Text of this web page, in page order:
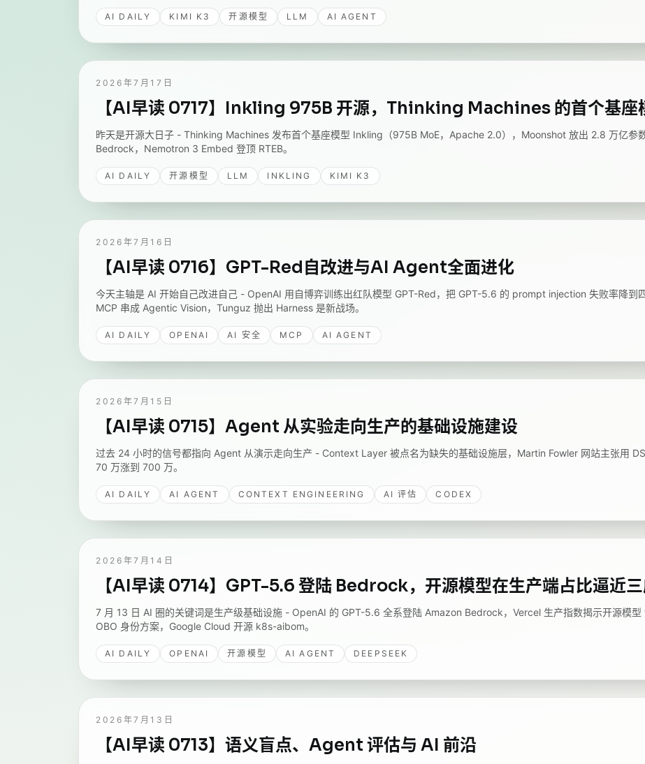
AI DAILY KIMI K3 开源模型 LLM AI AGENT
2026年7月17日
【AI早读 0717】Inkling 975B 开源，Thinking Machines 的首个基座
昨天是开源大日子 - Thinking Machines 发布首个基座模型 Inkling（975B MoE，Apache 2.0），Moonshot 放出 2.8 万亿参
Bedrock，Nemotron 3 Embed 登顶 RTEB。
AI DAILY 开源模型 LLM INKLING KIMI K3
2026年7月16日
【AI早读 0716】GPT-Red自改进与AI Agent全面进化
今天主轴是 AI 开始自己改进自己 - OpenAI 用自博弈训练出红队模型 GPT-Red，把 GPT-5.6 的 prompt injection 失败率降到
MCP 串成 Agentic Vision，Tunguz 抛出 Harness 是新战场。
AI DAILY OPENAI AI 安全 MCP AI AGENT
2026年7月15日
【AI早读 0715】Agent 从实验走向生产的基础设施建设
过去 24 小时的信号都指向 Agent 从演示走向生产 - Context Layer 被点名为缺失的基础设施层，Martin Fowler 网站主张用
70 万涨到 700 万。
AI DAILY AI AGENT CONTEXT ENGINEERING AI 评估 CODEX
2026年7月14日
【AI早读 0714】GPT-5.6 登陆 Bedrock，开源模型在生产端占比逼近
7 月 13 日 AI 圈的关键词是生产级基础设施 - OpenAI 的 GPT-5.6 全系登陆 Amazon Bedrock，Vercel 生产指数揭示开源模
OBO 身份方案，Google Cloud 开源 k8s-aibom。
AI DAILY OPENAI 开源模型 AI AGENT DEEPSEEK
2026年7月13日
【AI早读 0713】语义盲点、Agent 评估与 AI 前沿